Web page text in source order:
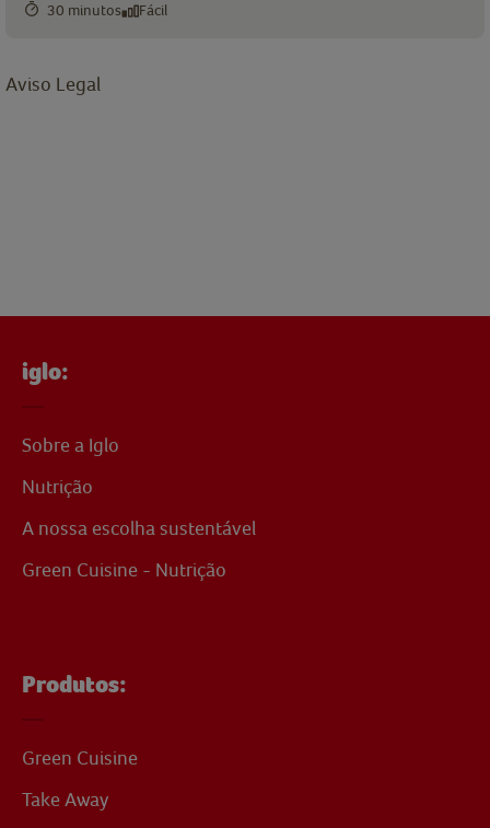
30 minutos Fácil
Aviso Legal
iglo:
Sobre a Iglo
Nutrição
A nossa escolha sustentável
Green Cuisine - Nutrição
Produtos:
Green Cuisine
Take Away